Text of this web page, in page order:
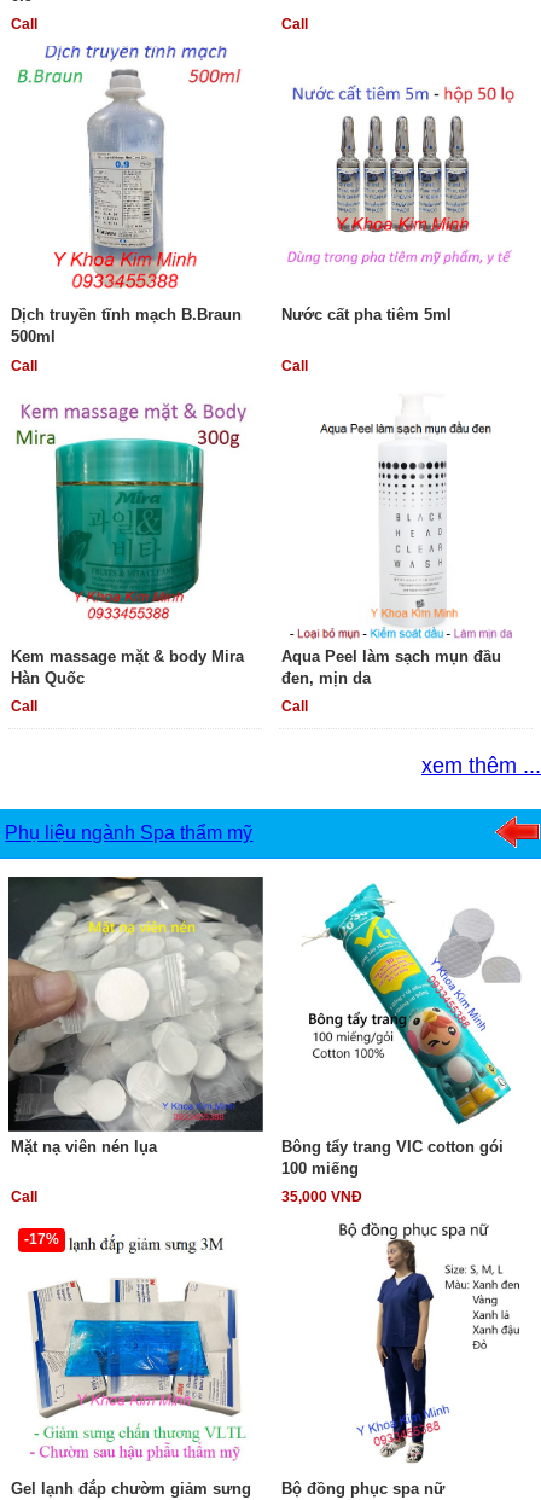
Call Call
Dịch truyền tĩnh mạch B.Braun
500ml
Call
Nước cất pha tiêm 5ml
Call
Kem massage mặt & body Mira
Hàn Quốc
Call
Aqua Peel làm sạch mụn đầu
đen, mịn da
Call
xem thêm ...
Phụ liệu ngành Spa thẩm mỹ
Mặt nạ viên nén lụa
Call
Bông tẩy trang VIC cotton gói
100 miếng
35,000 VNĐ
-17%
Gel lạnh đắp chườm giảm sưng Bộ đồng phục spa nữ